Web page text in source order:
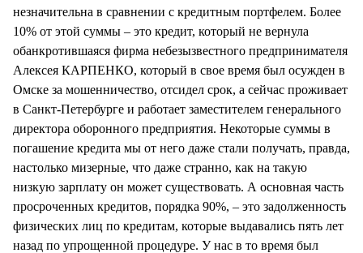
незначительна в сравнении с кредитным портфелем. Более
10% от этой суммы – это кредит, который не вернула
обанкротившаяся фирма небезызвестного предпринимателя
Алексея КАРПЕНКО, который в свое время был осужден в
Омске за мошенничество, отсидел срок, а сейчас проживает
в Санкт-Петербурге и работает заместителем генерального
директора оборонного предприятия. Некоторые суммы в
погашение кредита мы от него даже стали получать, правда,
настолько мизерные, что даже странно, как на такую
низкую зарплату он может существовать. А основная часть
просроченных кредитов, порядка 90%, – это задолженность
физических лиц по кредитам, которые выдавались пять лет
назад по упрощенной процедуре. У нас в то время был